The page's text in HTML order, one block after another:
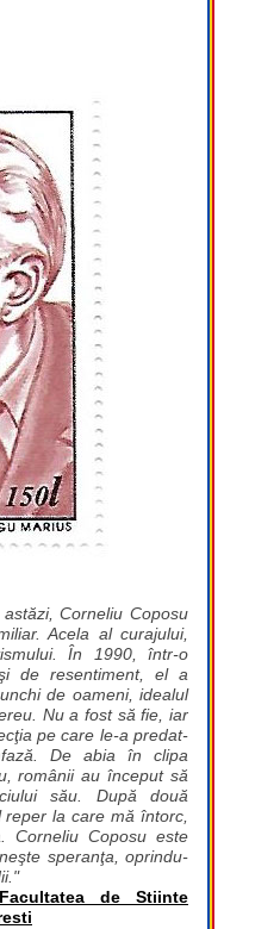
Corneliu Coposu
Acela al curajului,
În 1990, într-o
de resentiment, el a
de oameni, idealul
Nu a fost să fie, iar
pe care le-a predat-
De abia în clipa
românii au început să
său. După două
la care mă întorc,
Corneliu Coposu este
speranţa, oprindu-
de Stiinte